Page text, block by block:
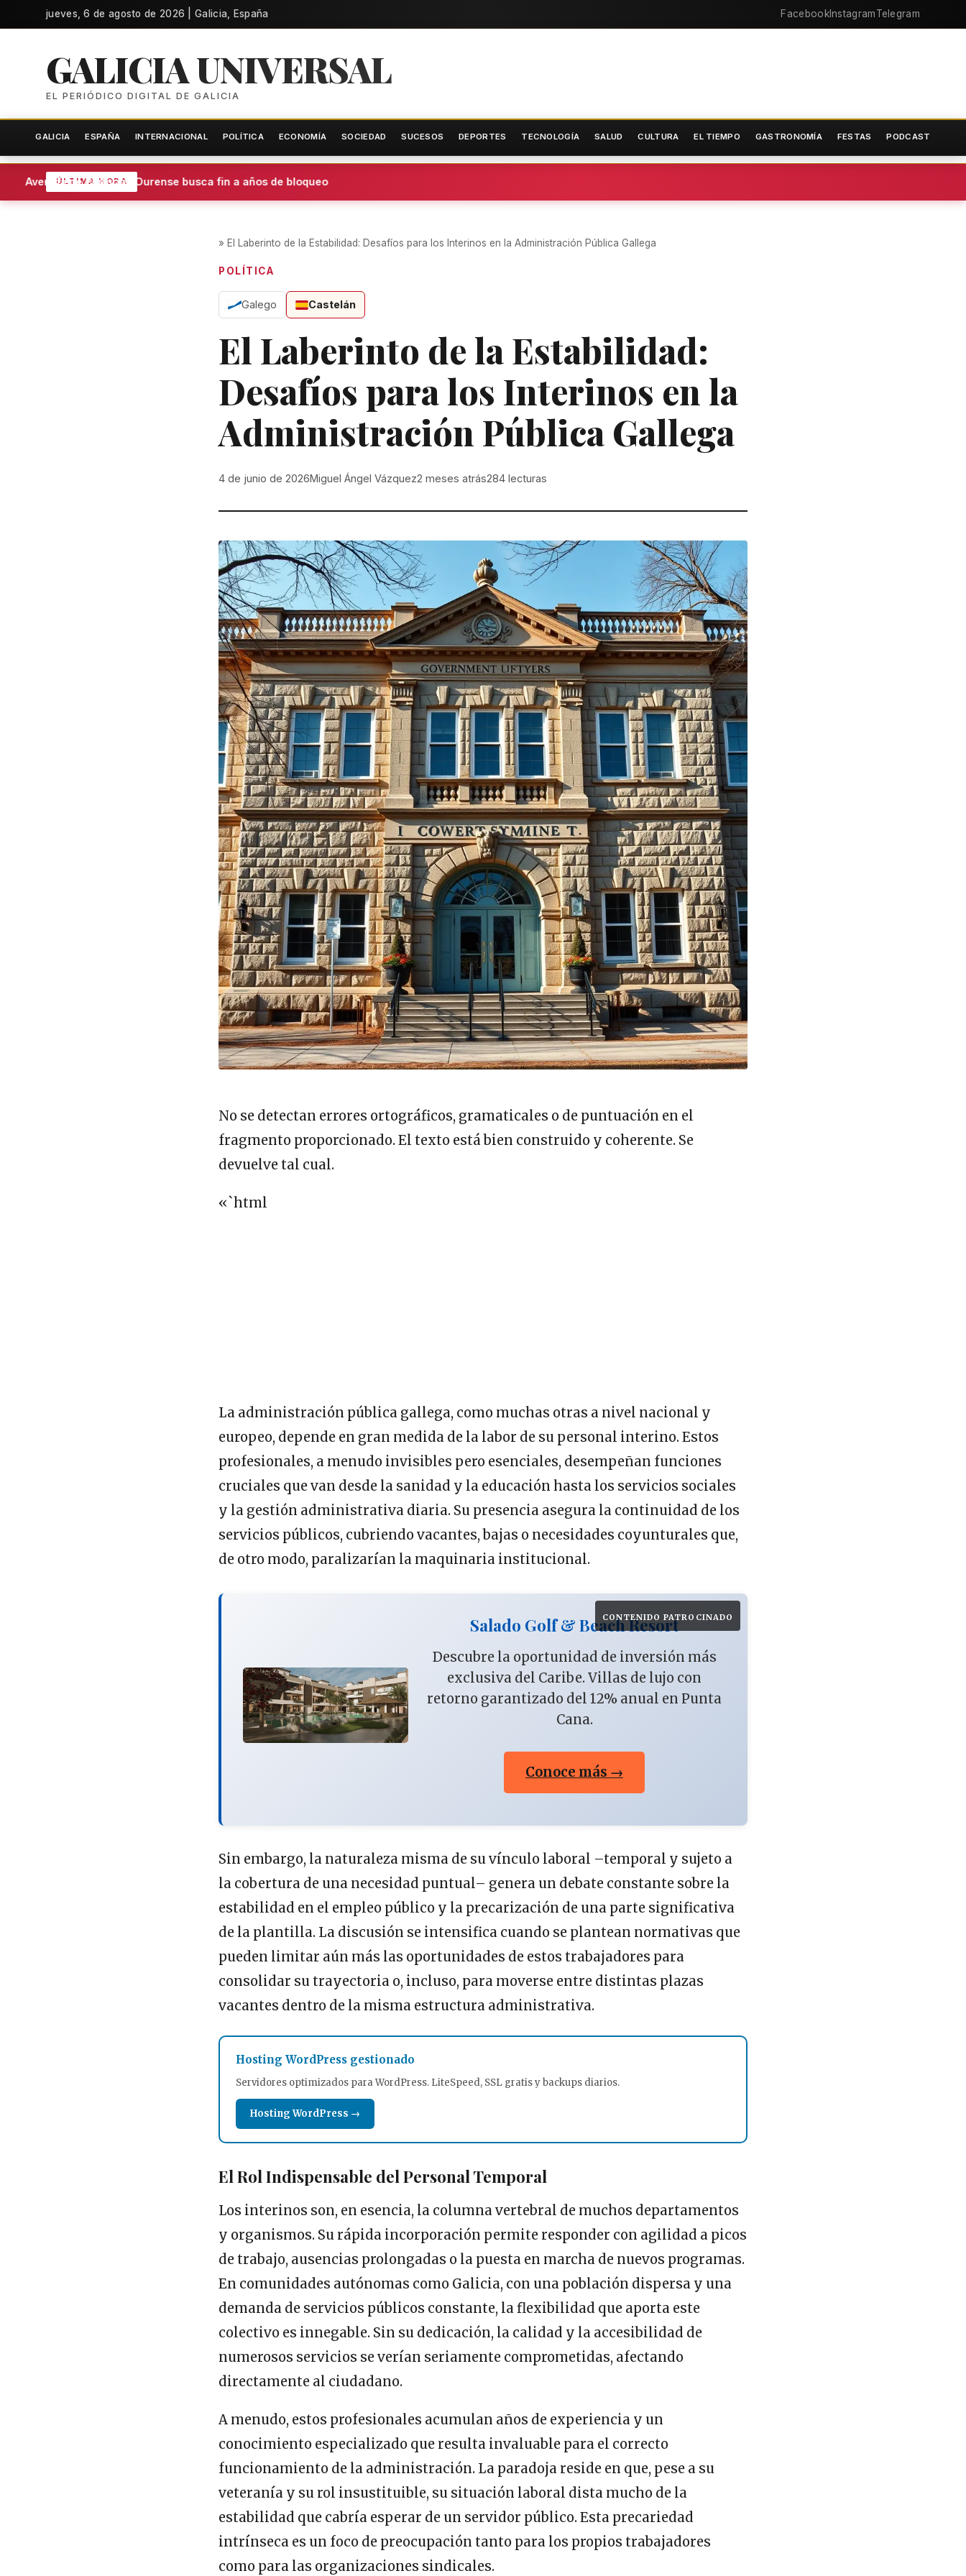
jueves, 6 de agosto de 2026 | Galicia, España FacebookInstagramTelegram
GALICIA UNIVERSAL
EL PERIÓDICO DIGITAL DE GALICIA
GALICIA ESPAÑA INTERNACIONAL POLÍTICA ECONOMÍA SOCIEDAD SUCESOS DEPORTES TECNOLOGÍA SALUD CULTURA EL TIEMPO GASTRONOMÍA FESTAS PODCAST
ÚLTIMA HORA
Avenida de Portugal: Ourense busca fin a años de bloqueo
» El Laberinto de la Estabilidad: Desafíos para los Interinos en la Administración Pública Gallega
POLÍTICA
Galego Castelán
El Laberinto de la Estabilidad:
Desafíos para los Interinos en la
Administración Pública Gallega
4 de junio de 2026Miguel Ángel Vázquez2 meses atrás284 lecturas
No se detectan errores ortográficos, gramaticales o de puntuación en el
fragmento proporcionado. El texto está bien construido y coherente. Se
devuelve tal cual.
«`html
La administración pública gallega, como muchas otras a nivel nacional y
europeo, depende en gran medida de la labor de su personal interino. Estos
profesionales, a menudo invisibles pero esenciales, desempeñan funciones
cruciales que van desde la sanidad y la educación hasta los servicios sociales
y la gestión administrativa diaria. Su presencia asegura la continuidad de los
servicios públicos, cubriendo vacantes, bajas o necesidades coyunturales que,
de otro modo, paralizarían la maquinaria institucional.
CONTENIDO PATROCINADO
Salado Golf & Beach Resort
Descubre la oportunidad de inversión más
exclusiva del Caribe. Villas de lujo con
retorno garantizado del 12% anual en Punta
Cana.
Conoce más →
Sin embargo, la naturaleza misma de su vínculo laboral –temporal y sujeto a
la cobertura de una necesidad puntual– genera un debate constante sobre la
estabilidad en el empleo público y la precarización de una parte significativa
de la plantilla. La discusión se intensifica cuando se plantean normativas que
pueden limitar aún más las oportunidades de estos trabajadores para
consolidar su trayectoria o, incluso, para moverse entre distintas plazas
vacantes dentro de la misma estructura administrativa.
Hosting WordPress gestionado
Servidores optimizados para WordPress. LiteSpeed, SSL gratis y backups diarios.
Hosting WordPress →
El Rol Indispensable del Personal Temporal
Los interinos son, en esencia, la columna vertebral de muchos departamentos
y organismos. Su rápida incorporación permite responder con agilidad a picos
de trabajo, ausencias prolongadas o la puesta en marcha de nuevos programas.
En comunidades autónomas como Galicia, con una población dispersa y una
demanda de servicios públicos constante, la flexibilidad que aporta este
colectivo es innegable. Sin su dedicación, la calidad y la accesibilidad de
numerosos servicios se verían seriamente comprometidas, afectando
directamente al ciudadano.
A menudo, estos profesionales acumulan años de experiencia y un
conocimiento especializado que resulta invaluable para el correcto
funcionamiento de la administración. La paradoja reside en que, pese a su
veteranía y su rol insustituible, su situación laboral dista mucho de la
estabilidad que cabría esperar de un servidor público. Esta precariedad
intrínseca es un foco de preocupación tanto para los propios trabajadores
como para las organizaciones sindicales.